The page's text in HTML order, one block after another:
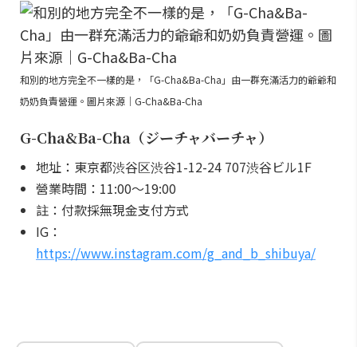
和別的地方完全不一樣的是，「G-Cha&Ba-Cha」由一群充滿活力的爺爺和
奶奶負責營運。圖片來源｜G-Cha&Ba-Cha
G-Cha&Ba-Cha（ジーチャバーチャ）
地址：東京都渋谷区渋谷1-12-24 707渋谷ビル1F
營業時間：11:00～19:00
註：付款採無現金支付方式
IG：
https://www.instagram.com/g_and_b_shibuya/